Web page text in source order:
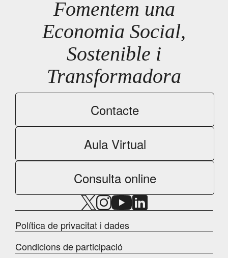
Fomentem una
Economia Social,
Sostenible i
Transformadora
Contacte
Aula Virtual
Consulta online
Política de privacitat i dades
Condicions de participació